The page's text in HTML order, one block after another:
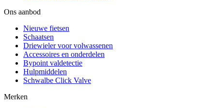
Ons aanbod
Nieuwe fietsen
Schaatsen
Driewieler voor volwassenen
Accessoires en onderdelen
Bypoint valdetectie
Hulpmiddelen
Schwalbe Click Valve
Merken